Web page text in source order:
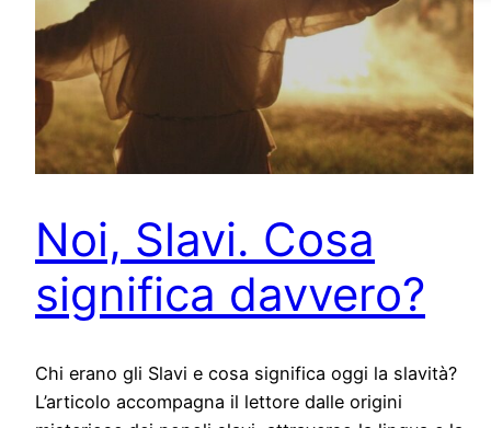
Noi, Slavi. Cosa
significa davvero?
Chi erano gli Slavi e cosa significa oggi la slavità?
L’articolo accompagna il lettore dalle origini